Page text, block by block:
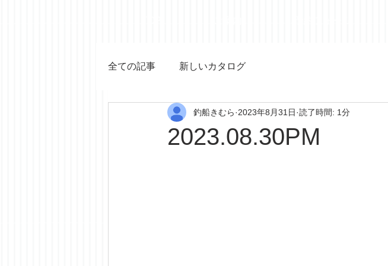
全ての記事 新しいカタログ
2023.08.30PM
釣船きむら 2023年8月31日 読了時間: 1分